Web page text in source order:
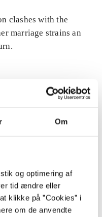
Om
og optimering af
tid ændre eller
klikke på ”Cookies” i
om de anvendte
clashes with the
marriage strains an